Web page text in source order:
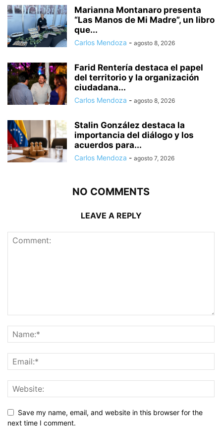
Marianna Montanaro presenta
“Las Manos de Mi Madre”, un libro
que...
Carlos Mendoza - agosto 8, 2026
Farid Rentería destaca el papel
del territorio y la organización
ciudadana...
Carlos Mendoza - agosto 8, 2026
Stalin González destaca la
importancia del diálogo y los
acuerdos para...
Carlos Mendoza - agosto 7, 2026
NO COMMENTS
LEAVE A REPLY
Save my name, email, and website in this browser for the
next time I comment.